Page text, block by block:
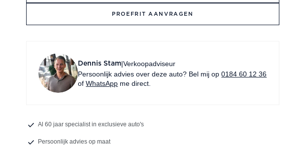
PROEFRIT AANVRAGEN
Dennis Stam|Verkoopadviseur
Persoonlijk advies over deze auto? Bel mij op0184 60 12 36
ofWhatsApp me direct.
Al 60 jaar specialist in exclusieve auto's
Persoonlijk advies op maat